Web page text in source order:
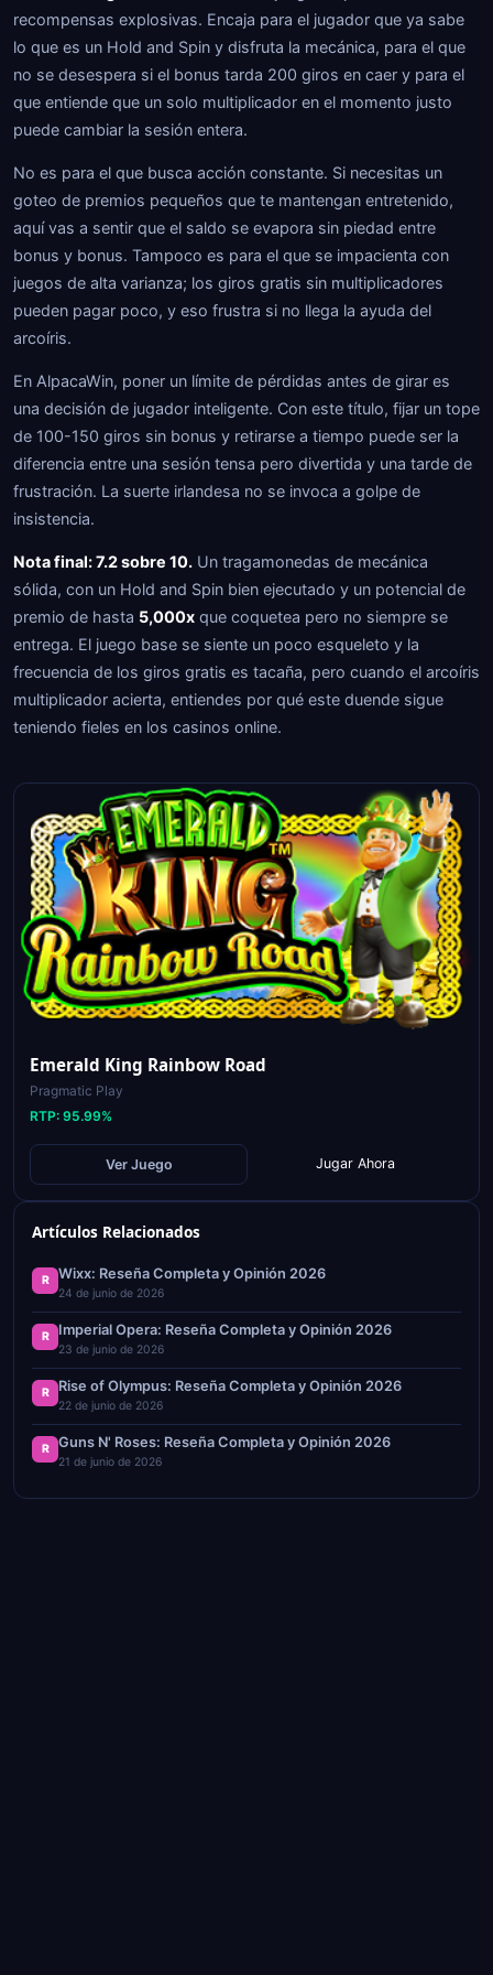
recompensas explosivas. Encaja para el jugador que ya sabe
lo que es un Hold and Spin y disfruta la mecánica, para el que
no se desespera si el bonus tarda 200 giros en caer y para el
que entiende que un solo multiplicador en el momento justo
puede cambiar la sesión entera.
No es para el que busca acción constante. Si necesitas un
goteo de premios pequeños que te mantengan entretenido,
aquí vas a sentir que el saldo se evapora sin piedad entre
bonus y bonus. Tampoco es para el que se impacienta con
juegos de alta varianza; los giros gratis sin multiplicadores
pueden pagar poco, y eso frustra si no llega la ayuda del
arcoíris.
En AlpacaWin, poner un límite de pérdidas antes de girar es
una decisión de jugador inteligente. Con este título, fijar un tope
de 100-150 giros sin bonus y retirarse a tiempo puede ser la
diferencia entre una sesión tensa pero divertida y una tarde de
frustración. La suerte irlandesa no se invoca a golpe de
insistencia.
Nota final: 7.2 sobre 10. Un tragamonedas de mecánica
sólida, con un Hold and Spin bien ejecutado y un potencial de
premio de hasta 5,000x que coquetea pero no siempre se
entrega. El juego base se siente un poco esqueleto y la
frecuencia de los giros gratis es tacaña, pero cuando el arcoíris
multiplicador acierta, entiendes por qué este duende sigue
teniendo fieles en los casinos online.
Emerald King Rainbow Road
Pragmatic Play
RTP: 95.99%
Ver Juego Jugar Ahora
Artículos Relacionados
R Wixx: Reseña Completa y Opinión 2026
24 de junio de 2026
R Imperial Opera: Reseña Completa y Opinión 2026
23 de junio de 2026
R Rise of Olympus: Reseña Completa y Opinión 2026
22 de junio de 2026
R Guns N' Roses: Reseña Completa y Opinión 2026
21 de junio de 2026